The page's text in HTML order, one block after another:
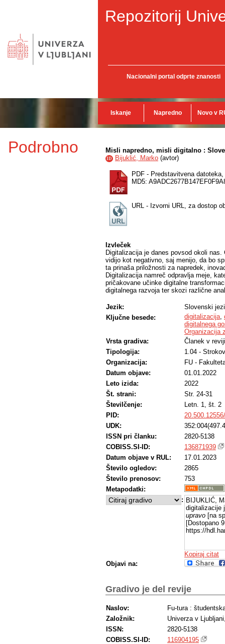
Repozitorij
Nacionalni portal odprte znanosti
Iskanje Napredno Novo v
Podrobno Misli napredno, misli digitalno :
ID Bijuklić, Marko (avtor)
PDF - Predstavitvena datoteka,
MD5:
URL - Izvorni URL, za dostop
Izvleček
Digitalizacija je danes povsod okoli
vidijo kot negativno, saj menijo, da bo
ta prinaša priložnosti za napredek,
Digitalizacija namreč odpravlja meje,
pričakovane učinke digitalne
digitalnega razvoja ter skozi različne
Jezik:
Slovenski
Ključne besede:
digitalizacija,
digitalnega
Organizacija
Vrsta gradiva:
Članek v reviji
Tipologija:
1.04 -
Organizacija:
FU -
Datum objave:
01.01.2022
Leto izida:
2022
Št. strani:
Str. 24-31
Številčenje:
Letn. 1, št. 2
PID:
UDK:
ISSN pri članku:
2820-5138
COBISS.SI-ID:
136871939
Datum objave v RUL:
17.01.2023
Število ogledov:
2865
Število prenosov:
753
Metapodatki:
: BIJUKLIĆ,
digitalizacije
upravo [na
[Dostopano
https://
Kopiraj citat
Objavi na:
Gradivo je del revije
Naslov:
Fu-tura :
Založnik:
Univerza v
ISSN:
2820-5138
COBISS.SI-ID:
116904195